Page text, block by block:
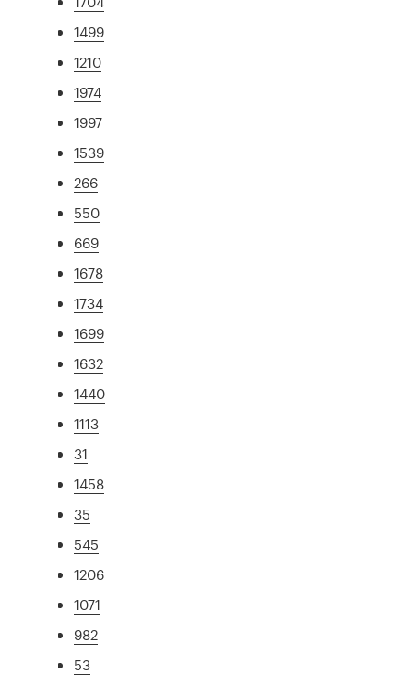
1499
1210
1974
1997
1539
266
550
669
1678
1734
1699
1632
1440
1113
31
1458
35
545
1206
1071
982
53